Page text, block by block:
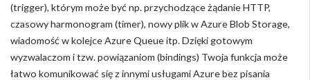
(trigger), którym może być np. przychodzące żądanie HTTP,
czasowy harmonogram (timer), nowy plik w Azure Blob Storage,
wiadomość w kolejce Azure Queue itp. Dzięki gotowym
wyzwalaczom i tzw. powiązaniom (bindings) Twoja funkcja może
łatwo komunikować się z innymi usługami Azure bez pisania